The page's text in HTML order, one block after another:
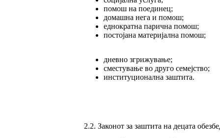
помош на поединец;
домашна нега и помош;
еднократна парична помош;
постојана материјална помош;
дневно згрижување;
сместување во друго семејство;
институционална заштита.
2.2. Законот за заштита на децата